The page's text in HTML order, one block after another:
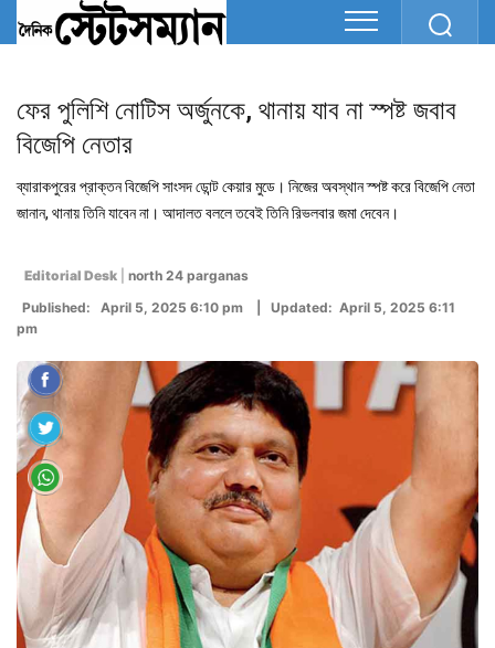
ফের পুলিশি নোটিস অৰ্জুনকে, থানায় যাব না স্পষ্ট জবাব
বিজেপি নেতার
ব্যারাকপুরের প্রাক্তন বিজেপি সাংসদ ডোন্ট কেয়ার মুডে। নিজের অবস্থান স্পষ্ট করে বিজেপি নেতা
জানান, থানায় তিনি যাবেন না। আদালত বললে তবেই তিনি রিভলবার জমা দেবেন।
Editorial Desk
north 24 parganas
Published: April 5, 2025 6:10 pm | Updated: April 5, 2025 6:11
pm